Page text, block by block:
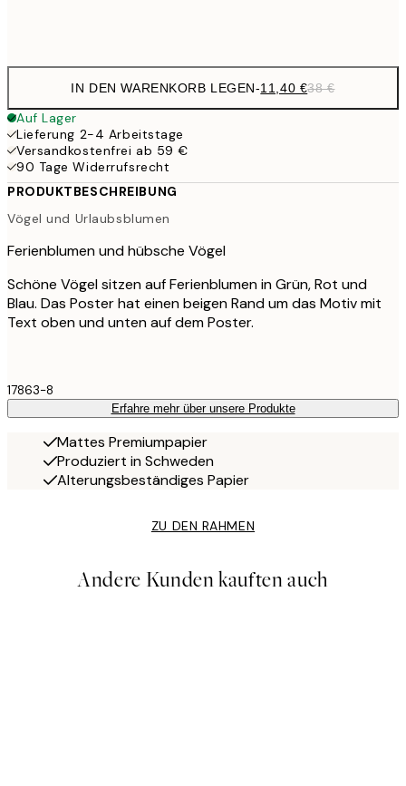
IN DEN WARENKORB LEGEN-11,40 €38 €
Auf Lager
Lieferung 2-4 Arbeitstage
Versandkostenfrei ab 59 €
90 Tage Widerrufsrecht
PRODUKTBESCHREIBUNG
Vögel und Urlaubsblumen
Ferienblumen und hübsche Vögel
Schöne Vögel sitzen auf Ferienblumen in Grün, Rot und
Blau. Das Poster hat einen beigen Rand um das Motiv mit
Text oben und unten auf dem Poster.
17863-8
Erfahre mehr über unsere Produkte
Mattes Premiumpapier
Produziert in Schweden
Alterungsbeständiges Papier
ZU DEN RAHMEN
Andere Kunden kauften auch